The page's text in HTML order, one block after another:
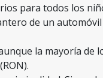
para todos los
de un
la mayoría de